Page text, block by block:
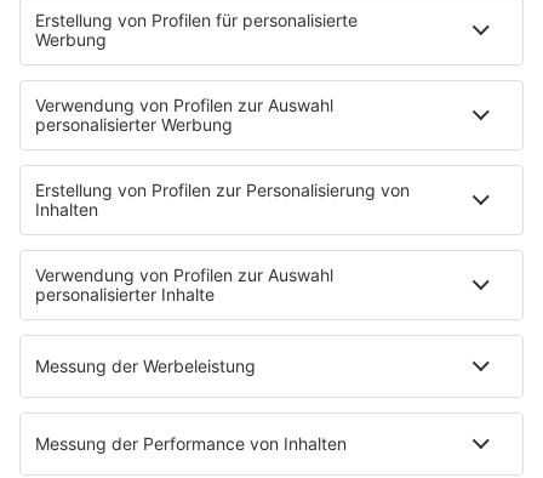
YouTube
90s90s DE:CODED
Musik
News
HITstory
Was macht eigentlich?
Listing
Back to the 90s
Mitmachen
Aktionen & Events
90s90s Countdown